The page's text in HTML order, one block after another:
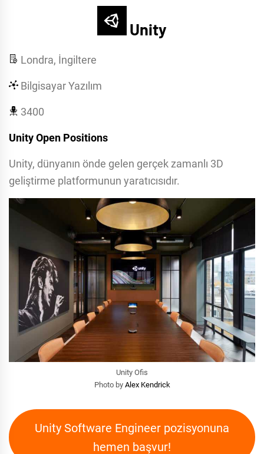
Unity
Londra, İngiltere
Bilgisayar Yazılım
3400
Unity Open Positions
Unity, dünyanın önde gelen gerçek zamanlı 3D
geliştirme platformunun yaratıcısıdır.
Unity Ofis
Photo by Alex Kendrick
Unity Software Engineer pozisyonuna
hemen başvur!